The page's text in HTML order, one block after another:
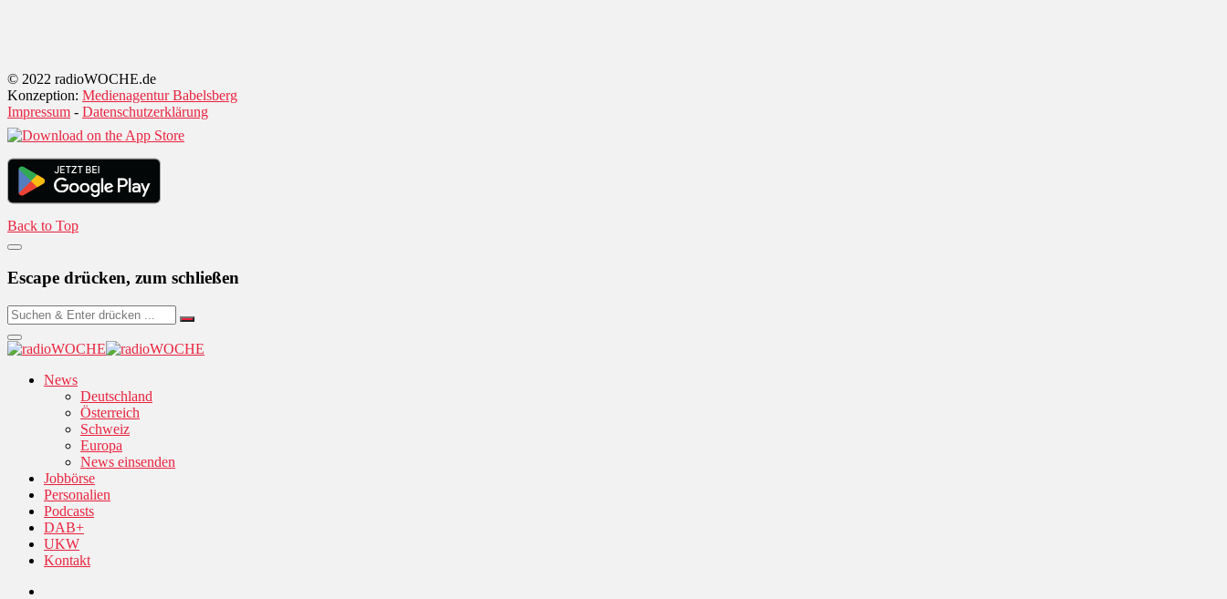
© 2022 radioWOCHE.de
Konzeption: Medienagentur Babelsberg
Impressum - Datenschutzerklärung
Back to Top
Escape drücken, zum schließen
News
Deutschland
Österreich
Schweiz
Europa
News einsenden
Jobbörse
Personalien
Podcasts
DAB+
UKW
Kontakt